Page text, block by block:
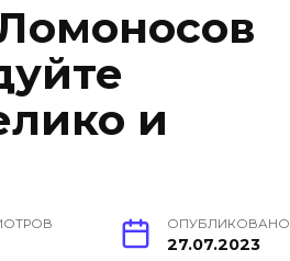
и
ОПУБЛИКОВАНО
27.07.2023